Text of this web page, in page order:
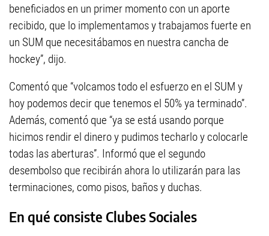
beneficiados en un primer momento con un aporte
recibido, que lo implementamos y trabajamos fuerte en
un SUM que necesitábamos en nuestra cancha de
hockey”, dijo.
Comentó que “volcamos todo el esfuerzo en el SUM y
hoy podemos decir que tenemos el 50% ya terminado”.
Además, comentó que “ya se está usando porque
hicimos rendir el dinero y pudimos techarlo y colocarle
todas las aberturas”. Informó que el segundo
desembolso que recibirán ahora lo utilizarán para las
terminaciones, como pisos, baños y duchas.
En qué consiste Clubes Sociales